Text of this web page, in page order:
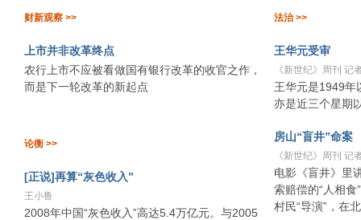
财新观察 >>
上市并非改革终点
农行上市不应被看做国有银行改革的收官之作，
而是下一轮改革的新起点
论衡 >>
[正说]再算“灰色收入”
王小鲁
2008年中国“灰色收入”高达5.4万亿元。与2005
法治 >>
王华元受审
《新世纪》周刊 记
王华元是1949年
亦是近三个星期
房山“盲井”命案
《新世纪》周刊 记
电影《盲井》里
索赔偿的“人相
村民“导演”，在